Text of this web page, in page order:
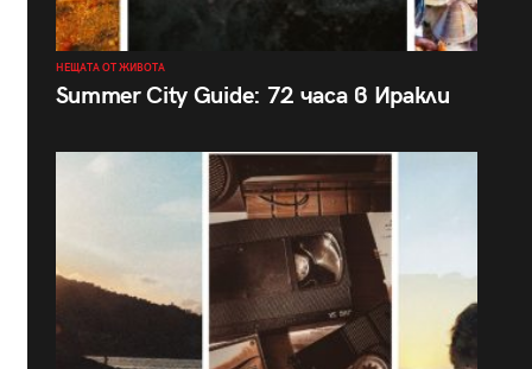
НЕЩАТА ОТ ЖИВОТА
Summer City Guide: 72 часа в Иракли